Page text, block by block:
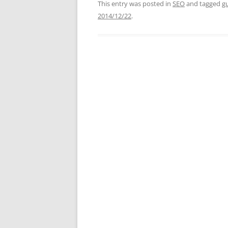
This entry was posted in SEOand tagged
2014/12/22.